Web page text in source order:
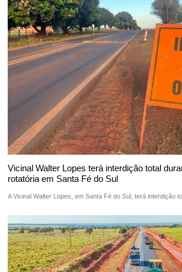
Vicinal Walter Lopes terá interdição total
rotatória em Santa Fé do Sul
A Vicinal Walter Lopes, em Santa Fé do Sul, terá interdição